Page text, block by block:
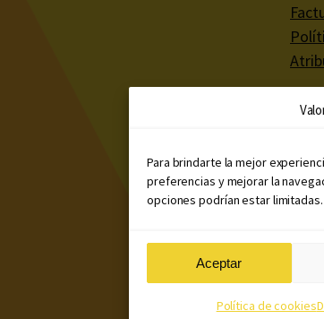
Para brindarte la mejor
preferencias y mejorar la
opciones podrían estar limitadas.
Aceptar
Política de cookies